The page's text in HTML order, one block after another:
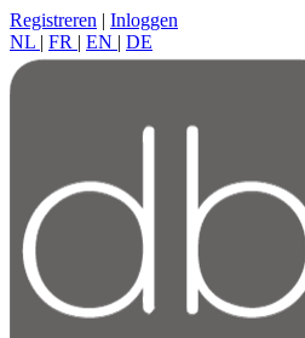
Registreren | Inloggen
NL | FR | EN | DE